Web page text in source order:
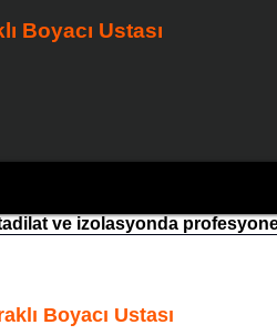
Boyacı Ustası
ve izolasyonda
Boyacı Ustası